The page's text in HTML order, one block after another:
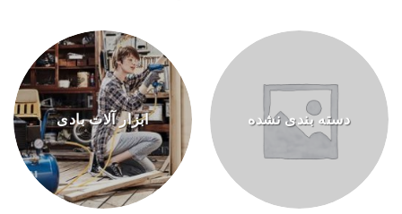
دسته بندی نشده ابزار آلات بادی